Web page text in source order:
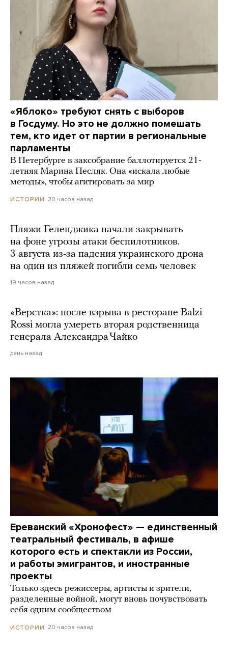
«Яблоко» требуют снять с выборов
в Госдуму. Но это не должно помешать
тем, кто идет от партии в региональные
парламенты
В Петербурге в заксобрание баллотируется 21-
летняя Марина Песляк. Она «искала любые
методы», чтобы агитировать за мир
ИСТОРИИ 20 часов назад
Пляжи Геленджика начали закрывать
на фоне угрозы атаки беспилотников.
3 августа из-за падения украинского дрона
на один из пляжей погибли семь человек
19 часов назад
«Верстка»: после взрыва в ресторане Balzi
Rossi могла умереть вторая родственница
генерала Александра Чайко
день назад
Ереванский «Хронофест» — единственный
театральный фестиваль, в афише
которого есть и спектакли из России,
и работы эмигрантов, и иностранные
проекты
Только здесь режиссеры, артисты и зрители,
разделенные войной, могут вновь почувствовать
себя одним сообществом
ИСТОРИИ 20 часов назад